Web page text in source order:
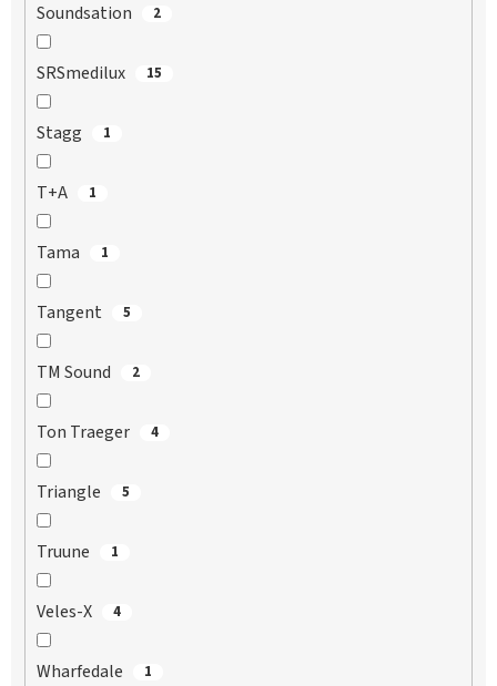
Soundsation 2
SRSmedilux 15
Stagg 1
T+A 1
Tama 1
Tangent 5
TM Sound 2
Ton Traeger 4
Triangle 5
Truune 1
Veles-X 4
Wharfedale 1